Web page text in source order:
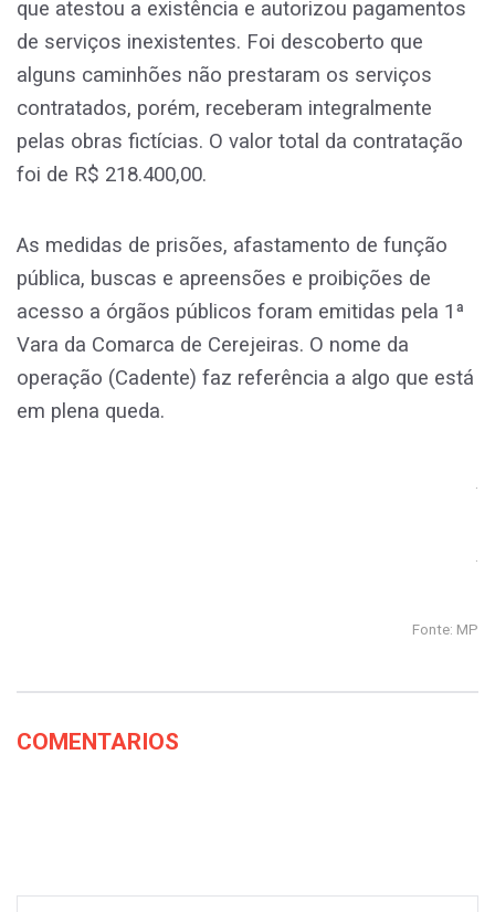
que atestou a existência e autorizou pagamentos
de serviços inexistentes. Foi descoberto que
alguns caminhões não prestaram os serviços
contratados, porém, receberam integralmente
pelas obras fictícias. O valor total da contratação
foi de R$ 218.400,00.
As medidas de prisões, afastamento de função
pública, buscas e apreensões e proibições de
acesso a órgãos públicos foram emitidas pela 1ª
Vara da Comarca de Cerejeiras. O nome da
operação (Cadente) faz referência a algo que está
em plena queda.
.
.
Fonte: MP
COMENTARIOS